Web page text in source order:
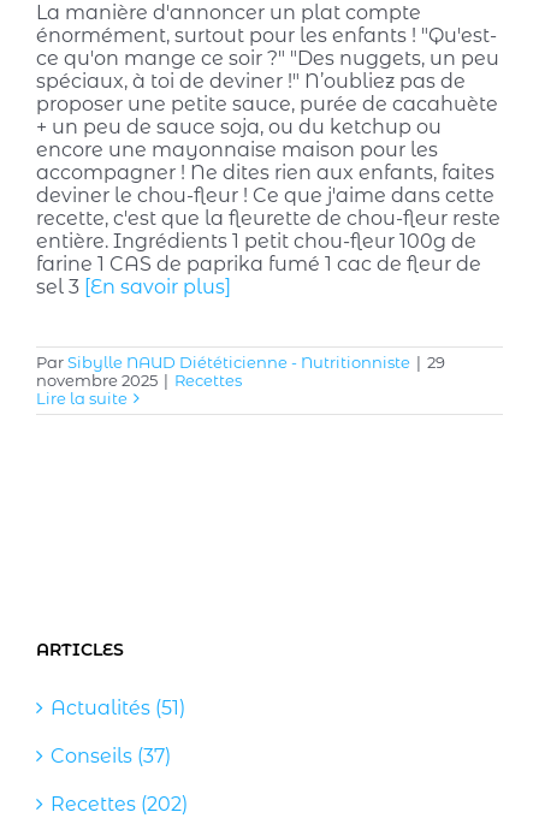
La manière d'annoncer un plat compte
énormément, surtout pour les enfants ! "Qu'est-
ce qu'on mange ce soir ?" "Des nuggets, un peu
spéciaux, à toi de deviner !" N’oubliez pas de
proposer une petite sauce, purée de cacahuète
+ un peu de sauce soja, ou du ketchup ou
encore une mayonnaise maison pour les
accompagner ! Ne dites rien aux enfants, faites
deviner le chou-fleur ! Ce que j'aime dans cette
recette, c'est que la fleurette de chou-fleur reste
entière. Ingrédients 1 petit chou-fleur 100g de
farine 1 CAS de paprika fumé 1 cac de fleur de
sel 3 [En savoir plus]
ParSibylle NAUD Diététicienne - Nutritionniste | 29
novembre 2025 | Recettes
Lire la suite
ARTICLES
Actualités (51)
Conseils (37)
Recettes (202)